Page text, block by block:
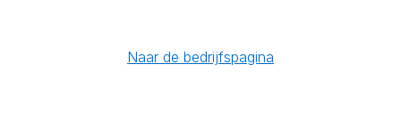
Naar de bedrijfspagina